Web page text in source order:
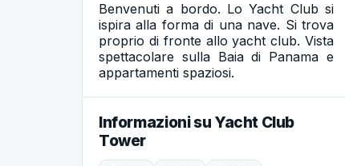
Benvenuti a bordo. Lo Yacht Club si
ispira alla forma di una nave. Si trova
proprio di fronte allo yacht club. Vista
spettacolare sulla Baia di Panama e
appartamenti spaziosi.
Informazioni su Yacht Club
Tower